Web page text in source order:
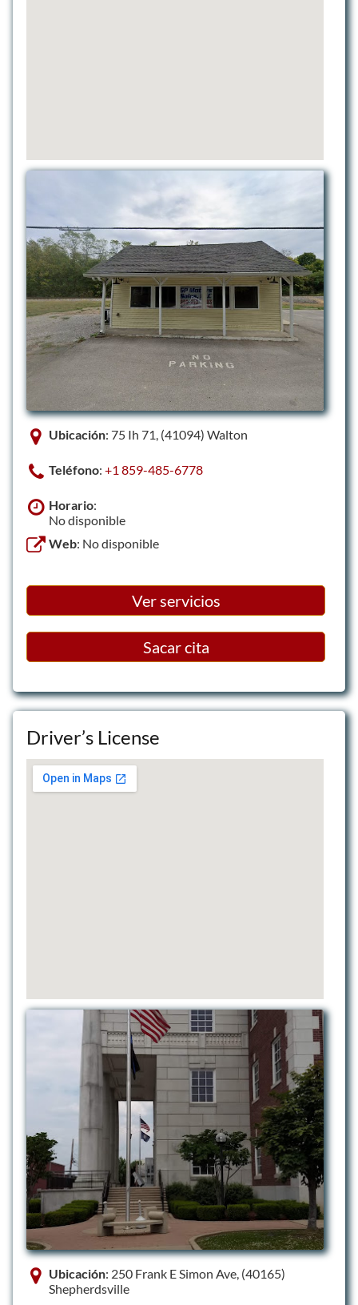
Ubicación: 75 Ih 71, (41094) Walton
Teléfono: +1 859-485-6778
Horario:
No disponible
Web: No disponible
Ver servicios
Sacar cita
Driver’s License
Ubicación: 250 Frank E Simon Ave, (40165)
Shepherdsville